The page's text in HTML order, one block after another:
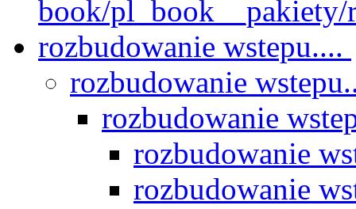
book/
rozbudowanie wstepu....
rozbudowanie
rozbudowanie
rozbudowanie
rozbudowanie